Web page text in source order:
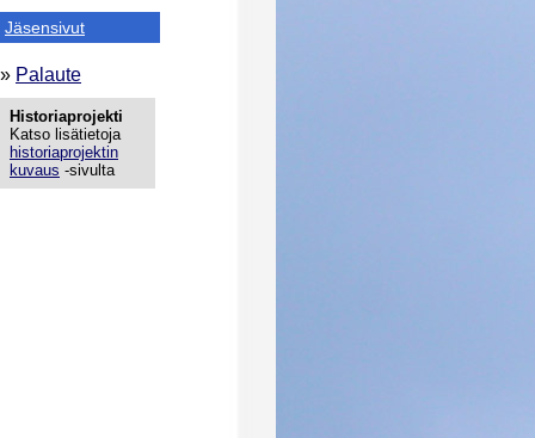
Jäsensivut
» Palaute
Historiaprojekti
Katso lisätietoja
historiaprojektin
kuvaus -sivulta